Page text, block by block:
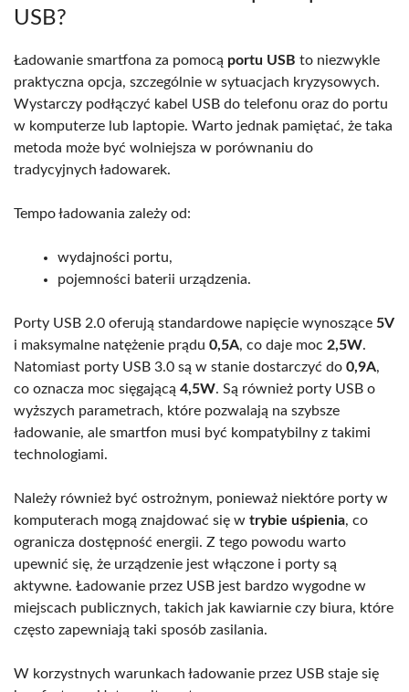
USB?
Ładowanie smartfona za pomocą portu USB to niezwykle
praktyczna opcja, szczególnie w sytuacjach kryzysowych.
Wystarczy podłączyć kabel USB do telefonu oraz do portu
w komputerze lub laptopie. Warto jednak pamiętać, że taka
metoda może być wolniejsza w porównaniu do
tradycyjnych ładowarek.
Tempo ładowania zależy od:
wydajności portu,
pojemności baterii urządzenia.
Porty USB 2.0 oferują standardowe napięcie wynoszące 5V
i maksymalne natężenie prądu 0,5A, co daje moc 2,5W.
Natomiast porty USB 3.0 są w stanie dostarczyć do 0,9A,
co oznacza moc sięgającą 4,5W. Są również porty USB o
wyższych parametrach, które pozwalają na szybsze
ładowanie, ale smartfon musi być kompatybilny z takimi
technologiami.
Należy również być ostrożnym, ponieważ niektóre porty w
komputerach mogą znajdować się w trybie uśpienia, co
ogranicza dostępność energii. Z tego powodu warto
upewnić się, że urządzenie jest włączone i porty są
aktywne. Ładowanie przez USB jest bardzo wygodne w
miejscach publicznych, takich jak kawiarnie czy biura, które
często zapewniają taki sposób zasilania.
W korzystnych warunkach ładowanie przez USB staje się